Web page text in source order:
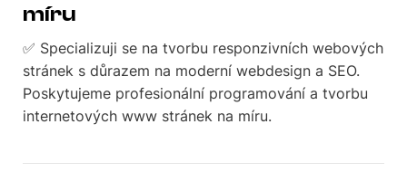
míru
✅ Specializuji se na tvorbu responzivních webových
stránek s důrazem na moderní webdesign a SEO.
Poskytujeme profesionální programování a tvorbu
internetových www stránek na míru.